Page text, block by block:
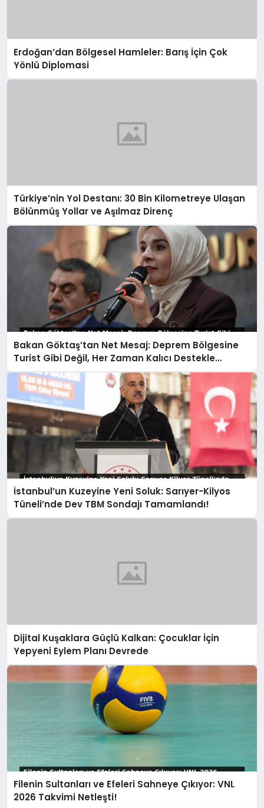
Erdoğan’dan Bölgesel Hamleler: Barış İçin Çok
Yönlü Diplomasi
Türkiye’nin Yol Destanı: 30 Bin Kilometreye Ulaşan
Bölünmüş Yollar ve Aşılmaz Direnç
Bakan Göktaş’tan Net Mesaj: Deprem Bölgesine
Turist Gibi Değil, Her Zaman Kalıcı Destekle
Gidiyoruz!
İstanbul’un Kuzeyine Yeni Soluk: Sarıyer-Kilyos
Tüneli’nde Dev TBM Sondajı Tamamlandı!
Dijital Kuşaklara Güçlü Kalkan: Çocuklar İçin
Yepyeni Eylem Planı Devrede
Filenin Sultanları ve Efeleri Sahneye Çıkıyor: VNL
2026 Takvimi Netleşti!